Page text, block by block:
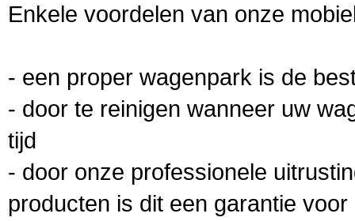
Enkele voordelen van onze
- een proper wagenpark is de
- door te reinigen wanneer uw
tijd
- door onze professionele
producten is dit een garantie